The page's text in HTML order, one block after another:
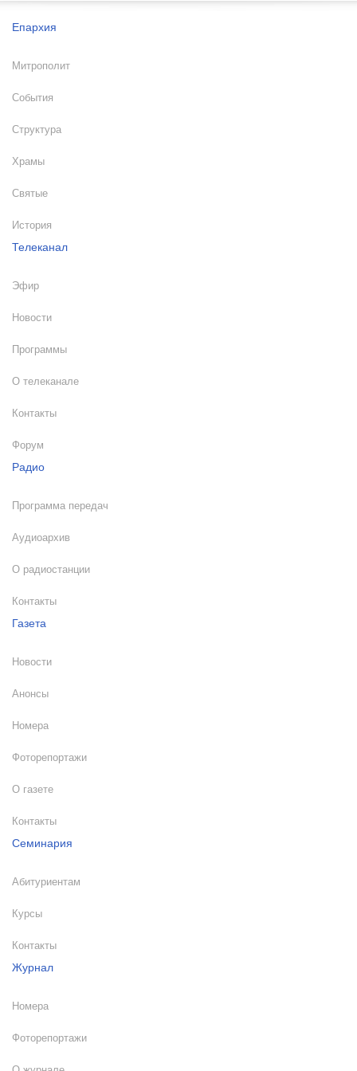
Епархия
Митрополит
События
Структура
Храмы
Святые
История
Телеканал
Эфир
Новости
Программы
О телеканале
Контакты
Форум
Радио
Программа передач
Аудиоархив
О радиостанции
Контакты
Газета
Новости
Анонсы
Номера
Фоторепортажи
О газете
Контакты
Семинария
Абитуриентам
Курсы
Контакты
Журнал
Номера
Фоторепортажи